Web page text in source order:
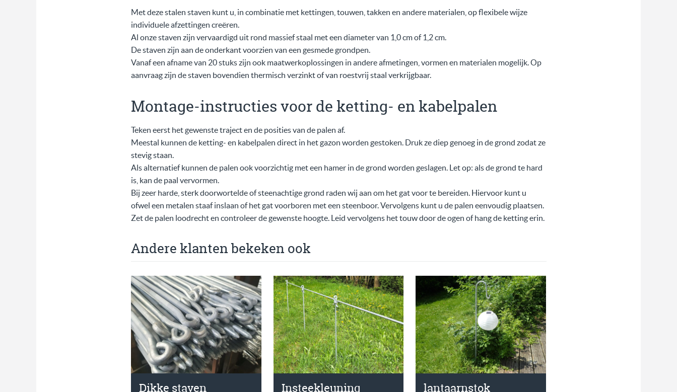
Met deze stalen staven kunt u, in combinatie met kettingen, touwen, takken en andere materialen, op flexibele wijze
individuele afzettingen creëren.
Al onze staven zijn vervaardigd uit rond massief staal met een diameter van 1,0 cm of 1,2 cm.
De staven zijn aan de onderkant voorzien van een gesmede grondpen.
Vanaf een afname van 20 stuks zijn ook maatwerkoplossingen in andere afmetingen, vormen en materialen mogelijk. Op
aanvraag zijn de staven bovendien thermisch verzinkt of van roestvrij staal verkrijgbaar.
Montage-instructies voor de ketting- en kabelpalen
Teken eerst het gewenste traject en de posities van de palen af.
Meestal kunnen de ketting- en kabelpalen direct in het gazon worden gestoken. Druk ze diep genoeg in de grond zodat ze
stevig staan.
Als alternatief kunnen de palen ook voorzichtig met een hamer in de grond worden geslagen. Let op: als de grond te hard
is, kan de paal vervormen.
Bij zeer harde, sterk doorwortelde of steenachtige grond raden wij aan om het gat voor te bereiden. Hiervoor kunt u
ofwel een metalen staaf inslaan of het gat voorboren met een steenboor. Vervolgens kunt u de palen eenvoudig plaatsen.
Zet de palen loodrecht en controleer de gewenste hoogte. Leid vervolgens het touw door de ogen of hang de ketting erin.
Andere klanten bekeken ook
Dikke staven Insteekleuning lantaarnstok